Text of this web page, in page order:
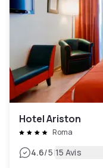
Hotel Ariston
Roma
4.6/5|15 Avis